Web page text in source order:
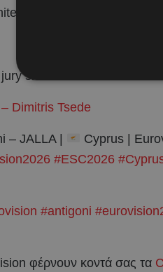
Kingdom, Albania, Malta
show second semi final
Dimitris Tsede
– JALLA |
Cyprus |
#ESC2026
#antigoni
φέρνουν κοντά σας τα